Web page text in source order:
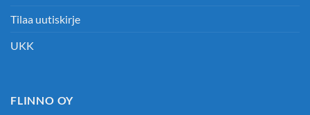
Tilaa uutiskirje
UKK
FLINNO OY